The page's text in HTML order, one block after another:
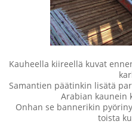
Kauheella kiireellä kuvat
Samantien päätinkin lisätä
Arabian kaunein
Onhan se bannerikin
toista